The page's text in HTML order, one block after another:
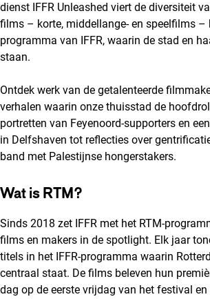
dienst IFFR Unleashed viert de diversiteit
films – korte, middellange- en speelfilms –
programma van IFFR, waarin de stad en
staan.
Ontdek werk van de getalenteerde
verhalen waarin onze thuisstad de
portretten van Feyenoord-supporters en
in Delfshaven tot reflecties over
band met Palestijnse hongerstakers.
Wat is RTM?
Sinds 2018 zet IFFR met het RTM-
films en makers in de spotlight. Elk jaar
titels in het IFFR-programma waarin
centraal staat. De films beleven hun
dag op de eerste vrijdag van het festival